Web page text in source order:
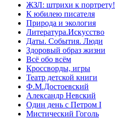
ЖЗЛ: штрихи к портрету!
К юбилею писателя
Природа и экология
Литература.Искусство
Даты. События. Люди
Здоровый образ жизни
Всё обо всём
Кроссворды, игры
Театр детской книги
Ф.М.Достоевский
Александр Невский
Один день с Петром I
Мистический Гоголь